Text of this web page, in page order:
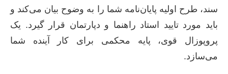
سند، طرح اولیه پایان‌نامه شما را به وضوح بیان می‌کند و
باید مورد تایید استاد راهنما و دپارتمان قرار گیرد. یک
پروپوزال قوی، پایه محکمی برای کار آینده شما
می‌سازد.